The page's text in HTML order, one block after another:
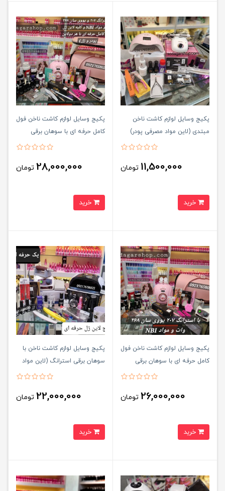
پکیج وسایل لوازم کاشت ناخن
مبتدی (لاین مواد مصرفی پودر)
11,500,000 تومان
پکیج وسایل لوازم کاشت ناخن فول
کامل حرفه ای با سوهان برقی
استرانگ 207 (هر دو لاین مواد
28,000,000 تومان
پکیج وسایل لوازم کاشت ناخن فول
کامل حرفه ای با سوهان برقی
استرانگ 207 (لاین مواد مصرفی
26,000,000 تومان
پکیج وسایل لوازم کاشت ناخن با
سوهان برقی استرانگ (لاین مواد
22,000,000 تومان